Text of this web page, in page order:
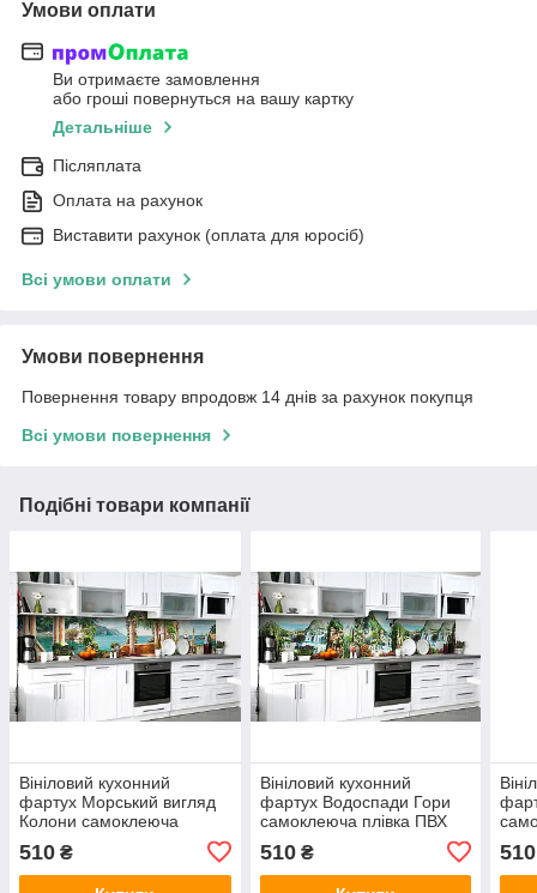
Умови оплати
Ви отримаєте замовлення
або гроші повернуться на вашу картку
Детальніше
Післяплата
Оплата на рахунок
Виставити рахунок (оплата для юросіб)
Всі умови оплати
Умови повернення
Повернення товару впродовж 14 днів за рахунок покупця
Всі умови повернення
Подібні товари компанії
Вініловий кухонний
фартух Морський вигляд
Колони самоклеюча
Море Блакитний 600х2000
мм
510 ₴
Вініловий кухонний
фартух Водоспади Гори
самоклеюча плівка ПВХ
Природа Зелений
600х2000 мм
510₴ 510